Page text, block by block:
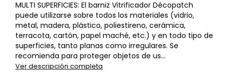
MULTI SUPERFICIES: El barniz Vitrificador Décopatch
puede utilizarse sobre todos los materiales (vidrio,
metal, madera, plástico, poliestireno, cerámica,
terracota, cartón, papel maché, etc.) y en todo tipo de
superficies, tanto planas como irregulares. Se
recomienda para proteger objetos de us...
Ver descripción completa